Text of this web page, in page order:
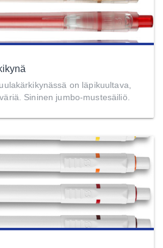
on läpikuultava,
Sininen jumbo-mustesäiliö.